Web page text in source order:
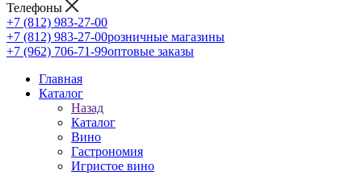
Телефоны
+7 (812) 983-27-00
+7 (812) 983-27-00розничные магазины
+7 (962) 706-71-99оптовые заказы
Главная
Каталог
Назад
Каталог
Вино
Гастрономия
Игристое вино